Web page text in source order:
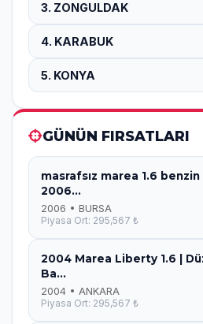
3. ZONGULDAK
4. KARABUK
5. KONYA
GÜNÜN FIRSATLARI
masrafsız marea 1.6
2006...
2006 • BURSA
Piyasa Ort: 295,567 ₺
2004 Marea Liberty 1.6 |
Ba...
2004 • ANKARA
Piyasa Ort: 295,567 ₺